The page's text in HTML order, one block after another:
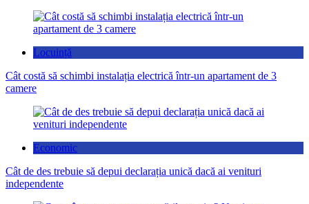
Locuință
Cât costă să schimbi instalația electrică într-un apartament de 3
camere
Economic
Cât de des trebuie să depui declarația unică dacă ai venituri
independente